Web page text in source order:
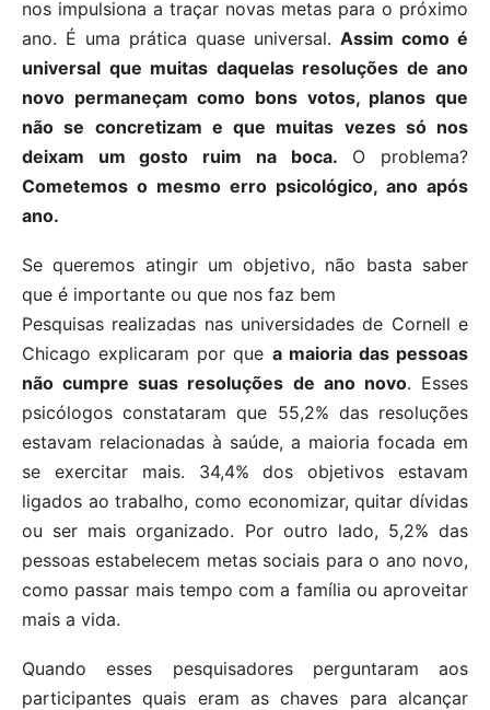
nos impulsiona a traçar novas metas para o próximo
ano. É uma prática quase universal. Assim como é
universal que muitas daquelas resoluções de ano
novo permaneçam como bons votos, planos que
não se concretizam e que muitas vezes só nos
deixam um gosto ruim na boca. O problema?
Cometemos o mesmo erro psicológico, ano após
ano.
Se queremos atingir um objetivo, não basta saber
que é importante ou que nos faz bem
Pesquisas realizadas nas universidades de Cornell e
Chicago explicaram por que a maioria das pessoas
não cumpre suas resoluções de ano novo. Esses
psicólogos constataram que 55,2% das resoluções
estavam relacionadas à saúde, a maioria focada em
se exercitar mais. 34,4% dos objetivos estavam
ligados ao trabalho, como economizar, quitar dívidas
ou ser mais organizado. Por outro lado, 5,2% das
pessoas estabelecem metas sociais para o ano novo,
como passar mais tempo com a família ou aproveitar
mais a vida.
Quando esses pesquisadores perguntaram aos
participantes quais eram as chaves para alcançar